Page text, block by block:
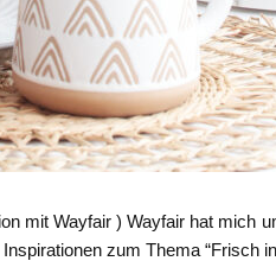
mit Wayfair ) Wayfair hat mich
zum Thema “Frisch